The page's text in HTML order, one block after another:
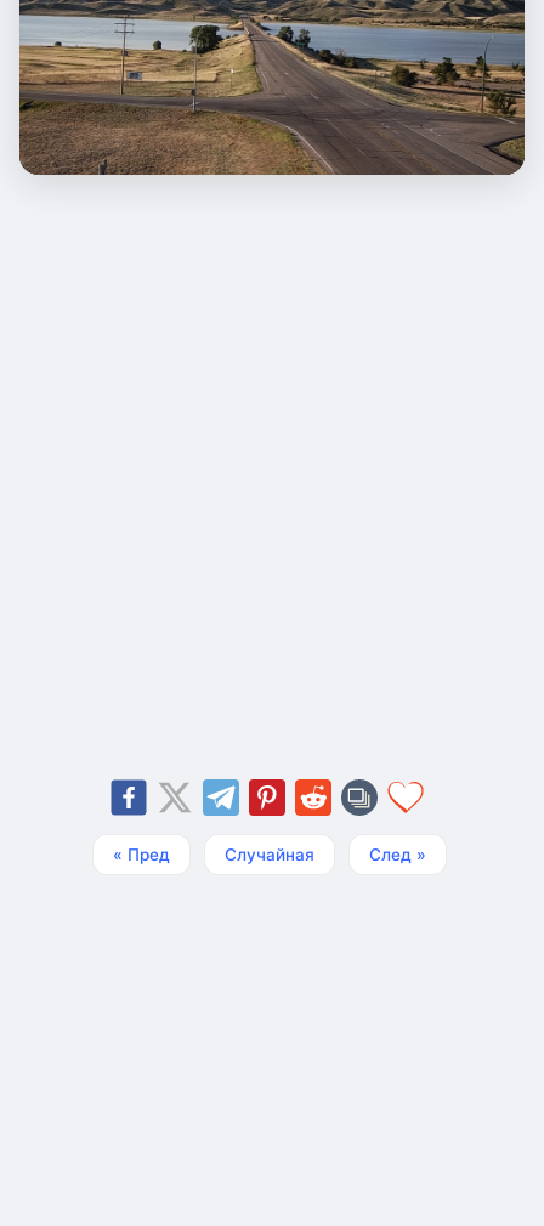
« Пред Случайная След »